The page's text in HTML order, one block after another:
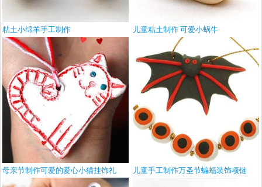
粘土小绵羊手工制作 儿童粘土制作 可爱小蜗牛
母亲节制作可爱的爱心小猫挂饰礼 儿童手工制作万圣节蝙蝠装饰项链